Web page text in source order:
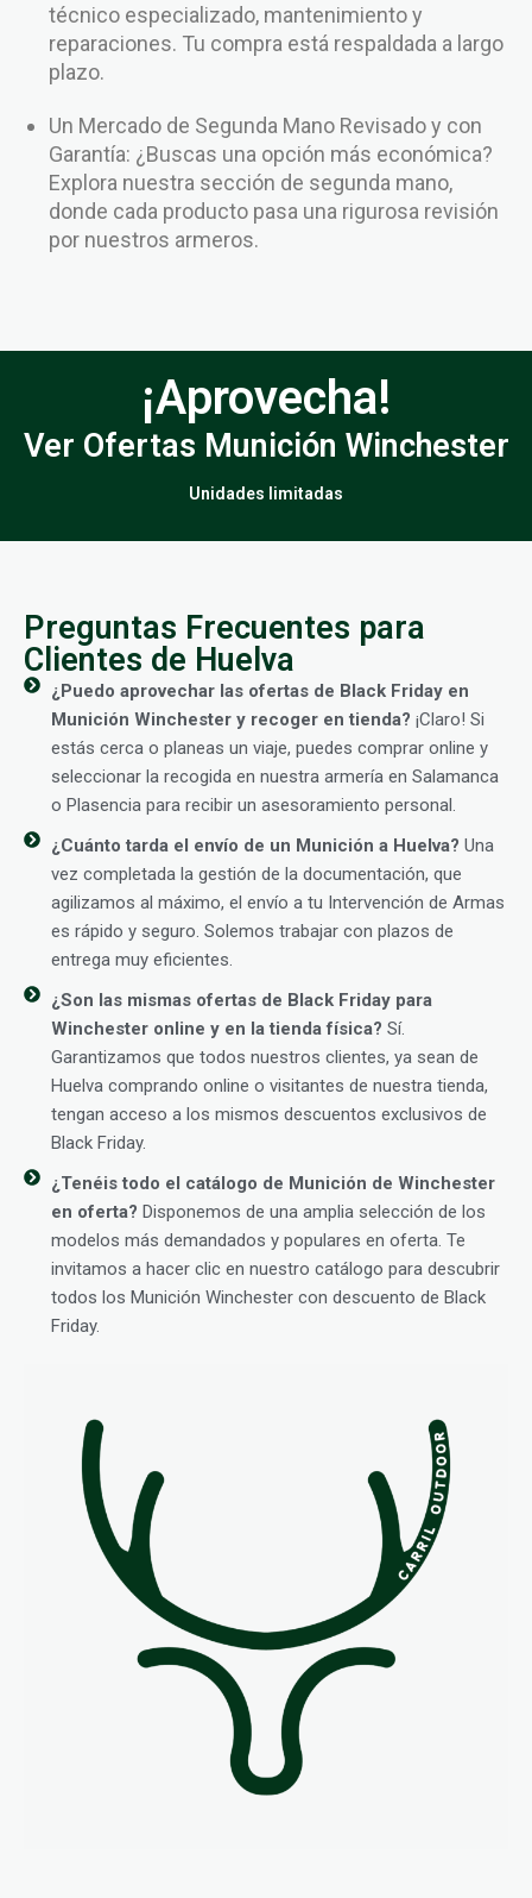
técnico especializado, mantenimiento y
reparaciones. Tu compra está respaldada a largo
plazo.
Un Mercado de Segunda Mano Revisado y con
Garantía: ¿Buscas una opción más económica?
Explora nuestra sección de segunda mano,
donde cada producto pasa una rigurosa revisión
por nuestros armeros.
¡Aprovecha!
Ver Ofertas Munición Winchester
Unidades limitadas
Preguntas Frecuentes para
Clientes de Huelva
¿Puedo aprovechar las ofertas de Black Friday en
Munición Winchester y recoger en tienda? ¡Claro! Si
estás cerca o planeas un viaje, puedes comprar online y
seleccionar la recogida en nuestra armería en Salamanca
o Plasencia para recibir un asesoramiento personal.
¿Cuánto tarda el envío de un Munición a Huelva? Una
vez completada la gestión de la documentación, que
agilizamos al máximo, el envío a tu Intervención de Armas
es rápido y seguro. Solemos trabajar con plazos de
entrega muy eficientes.
¿Son las mismas ofertas de Black Friday para
Winchester online y en la tienda física? Sí.
Garantizamos que todos nuestros clientes, ya sean de
Huelva comprando online o visitantes de nuestra tienda,
tengan acceso a los mismos descuentos exclusivos de
Black Friday.
¿Tenéis todo el catálogo de Munición de Winchester
en oferta? Disponemos de una amplia selección de los
modelos más demandados y populares en oferta. Te
invitamos a hacer clic en nuestro catálogo para descubrir
todos los Munición Winchester con descuento de Black
Friday.